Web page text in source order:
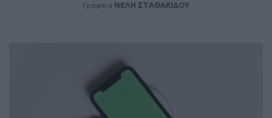
Γράφει η ΝΕΛΗ ΣΤΑΘΑΚΙΔΟΥ